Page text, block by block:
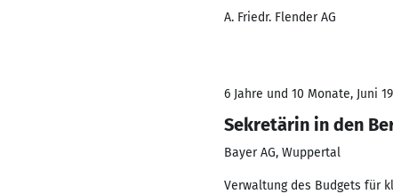
A. Friedr. Flender AG
6 Jahre und 10 Monate, Juni
Sekretärin in den
Bayer AG, Wuppertal
Verwaltung des Budgets für